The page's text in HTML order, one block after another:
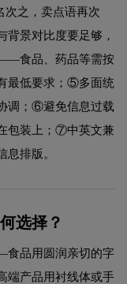
之，卖点语再次
景对比度要足够，
食品、药品等需按
最低要求；⑤多面统
调；⑥避免信息过载
包装上；⑦中英文兼
排版。
选择？
品用圆润亲切的字
端产品用衬线体或手